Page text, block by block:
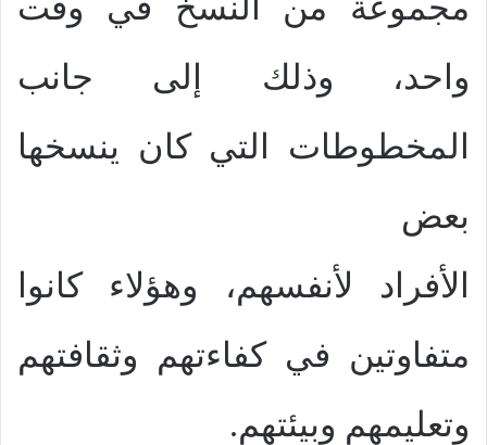
واحد، وذلك إلى جانب
المخطوطات التي كان ينسخها
بعض
الأفراد لأنفسهم، وهؤلاء كانوا
متفاوتين في كفاءتهم وثقافتهم
وتعليمهم وبيئتهم.